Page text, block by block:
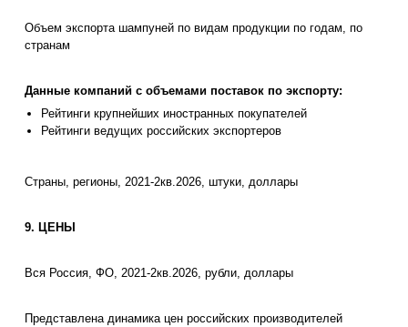
Объем экспорта шампуней по видам продукции по годам, по
странам
Данные компаний с объемами поставок по экспорту:
Рейтинги крупнейших иностранных покупателей
Рейтинги ведущих российских экспортеров
Страны, регионы, 2021-2кв.2026, штуки, доллары
9. ЦЕНЫ
Вся Россия, ФО, 2021-2кв.2026, рубли, доллары
Представлена динамика цен российских производителей